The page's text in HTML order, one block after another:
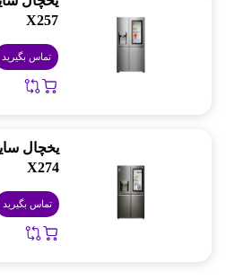
X257
تماس بگیرید
یخچال
X274
تماس بگیرید